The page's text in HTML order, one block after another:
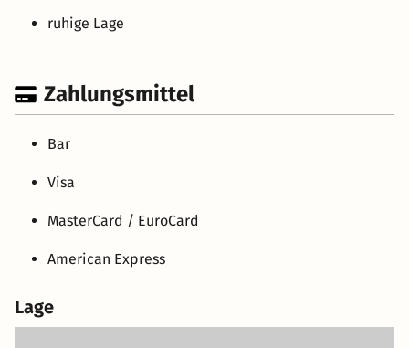
ruhige Lage
Zahlungsmittel
Bar
Visa
MasterCard / EuroCard
American Express
Lage